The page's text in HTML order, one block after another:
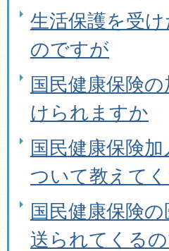
生活保護を受
のですが
国民健康保険
けられますか
国民健康保険
ついて教えて
国民健康保険
送られてくる